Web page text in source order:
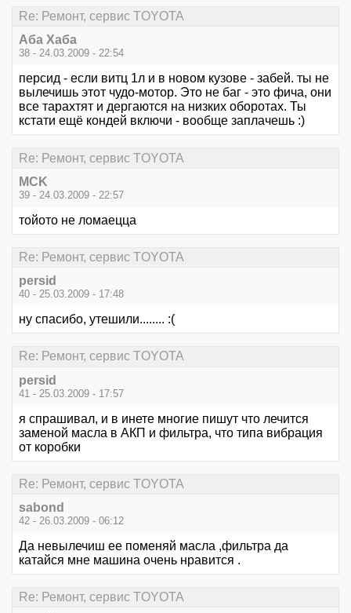
Re: Ремонт, сервис TOYOTA
Аба Хаба
38 - 24.03.2009 - 22:54
персид - если витц 1л и в новом кузове - забей. ты не
вылечишь этот чудо-мотор. Это не баг - это фича, они
все тарахтят и дергаются на низких оборотах. Ты
кстати ещё кондей включи - вообще заплачешь :)
Re: Ремонт, сервис TOYOTA
MCK
39 - 24.03.2009 - 22:57
тойото не ломаецца
Re: Ремонт, сервис TOYOTA
persid
40 - 25.03.2009 - 17:48
ну спасибо, утешили........ :(
Re: Ремонт, сервис TOYOTA
persid
41 - 25.03.2009 - 17:57
я спрашивал, и в инете многие пишут что лечится
заменой масла в АКП и фильтра, что типа вибрация
от коробки
Re: Ремонт, сервис TOYOTA
sabond
42 - 26.03.2009 - 06:12
Да невылечиш ее поменяй масла ,фильтра да
катайся мне машина очень нравится .
Re: Ремонт, сервис TOYOTA